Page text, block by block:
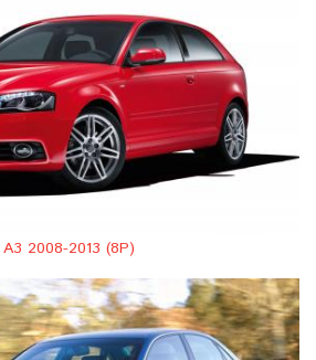
A3 2008-2013 (8P)